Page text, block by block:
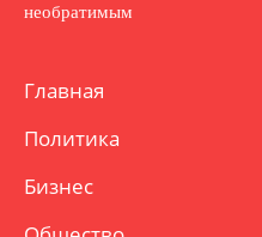
необратимым
Главная
Политика
Бизнес